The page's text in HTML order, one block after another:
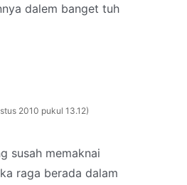
dalem banget tuh
2010 pukul 13.12
susah memaknai
raga berada dalam